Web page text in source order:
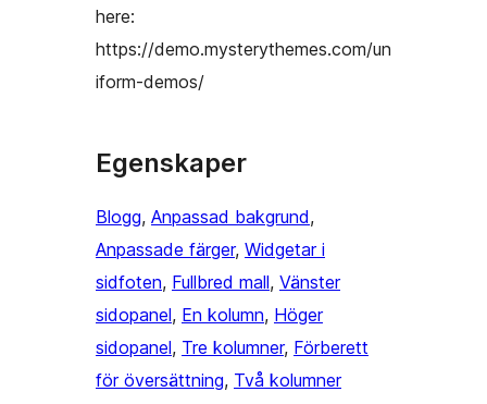
here:
https://demo.mysterythemes.com/un
iform-demos/
Egenskaper
Blogg, Anpassad bakgrund
Anpassade färger, Widgetar i
sidfoten, Fullbred mall, Vänster
sidopanel, En kolumn, Höger
sidopanel, Tre kolumner, Förberett
för översättning, Två kolumner